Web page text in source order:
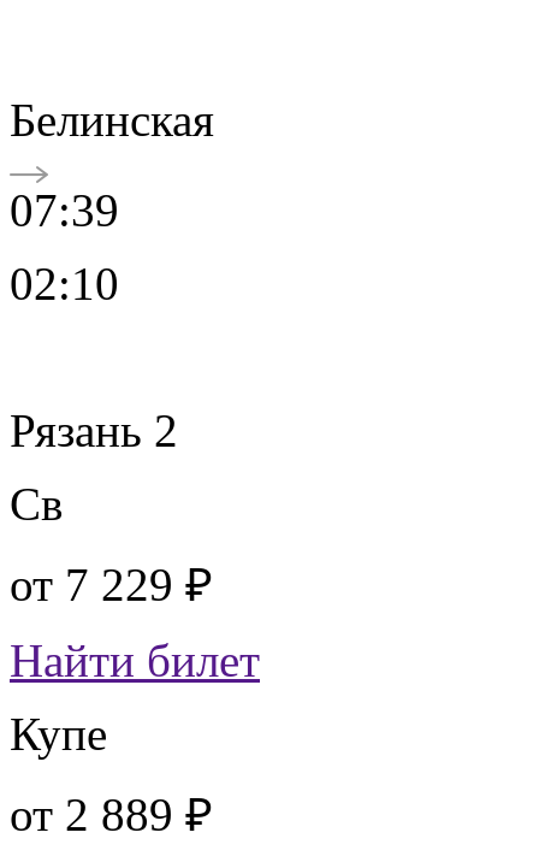
Белинская
07:39
02:10
Рязань 2
Св
от 7 229 ₽
Найти билет
Купе
от 2 889 ₽